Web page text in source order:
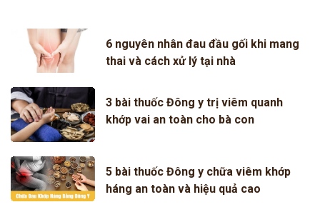
6 nguyên nhân đau đầu gối khi mang
thai và cách xử lý tại nhà
3 bài thuốc Đông y trị viêm quanh
khớp vai an toàn cho bà con
5 bài thuốc Đông y chữa viêm khớp
háng an toàn và hiệu quả cao